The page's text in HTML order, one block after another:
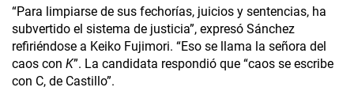
“Para limpiarse de sus fechorías, juicios y sentencias, ha
subvertido el sistema de justicia”, expresó Sánchez
refiriéndose a Keiko Fujimori. “Eso se llama la señora del
caos con K”. La candidata respondió que “caos se escribe
con C, de Castillo”.